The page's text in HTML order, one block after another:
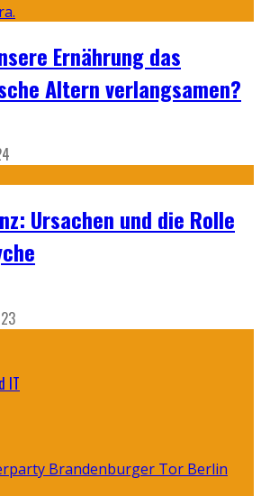
Ernährung das
Altern verlangsamen?
Ursachen und die Rolle
IT